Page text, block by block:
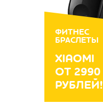
ФИТНЕС
БРАСЛЕТЫ
XIAOMI
ОТ 2990
РУБЛЕЙ!